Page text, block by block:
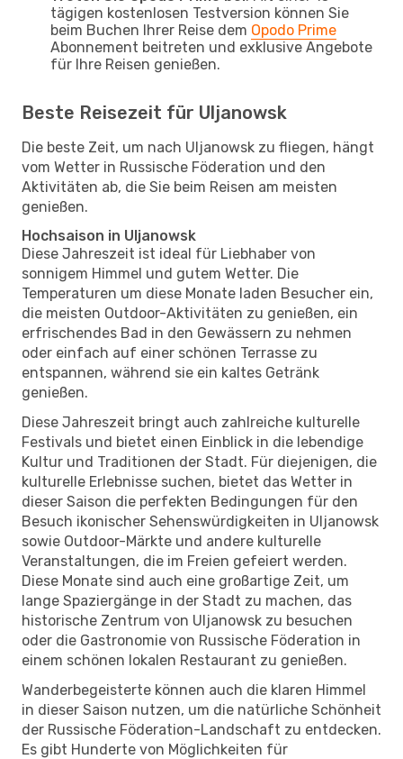
tägigen kostenlosen Testversion können Sie
beim Buchen Ihrer Reise dem Opodo Prime
Abonnement beitreten und exklusive Angebote
für Ihre Reisen genießen.
Beste Reisezeit für Uljanowsk
Die beste Zeit, um nach Uljanowsk zu fliegen, hängt
vom Wetter in Russische Föderation und den
Aktivitäten ab, die Sie beim Reisen am meisten
genießen.
Hochsaison in Uljanowsk
Diese Jahreszeit ist ideal für Liebhaber von
sonnigem Himmel und gutem Wetter. Die
Temperaturen um diese Monate laden Besucher ein,
die meisten Outdoor-Aktivitäten zu genießen, ein
erfrischendes Bad in den Gewässern zu nehmen
oder einfach auf einer schönen Terrasse zu
entspannen, während sie ein kaltes Getränk
genießen.
Diese Jahreszeit bringt auch zahlreiche kulturelle
Festivals und bietet einen Einblick in die lebendige
Kultur und Traditionen der Stadt. Für diejenigen, die
kulturelle Erlebnisse suchen, bietet das Wetter in
dieser Saison die perfekten Bedingungen für den
Besuch ikonischer Sehenswürdigkeiten in Uljanowsk
sowie Outdoor-Märkte und andere kulturelle
Veranstaltungen, die im Freien gefeiert werden.
Diese Monate sind auch eine großartige Zeit, um
lange Spaziergänge in der Stadt zu machen, das
historische Zentrum von Uljanowsk zu besuchen
oder die Gastronomie von Russische Föderation in
einem schönen lokalen Restaurant zu genießen.
Wanderbegeisterte können auch die klaren Himmel
in dieser Saison nutzen, um die natürliche Schönheit
der Russische Föderation-Landschaft zu entdecken.
Es gibt Hunderte von Möglichkeiten für